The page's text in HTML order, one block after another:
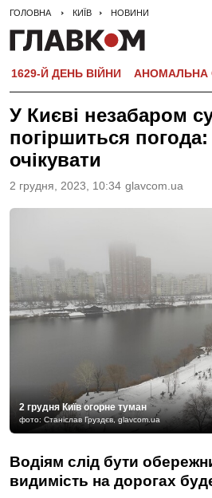
ГОЛОВНА КИЇВ НОВИНИ
1629-Й ДЕНЬ ВІЙНИ АНОМАЛЬНА
У Києві незабаром
погіршиться погода:
очікувати
2 грудня, 2023, 10:34 glavcom.ua
2 грудня Київ огорне туман
фото: Станіслав Груздєв, glavcom.ua
Водіям слід бути
видимість на дорогах